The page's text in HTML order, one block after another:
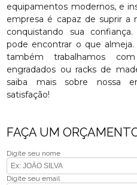
equipamentos modernos, e
empresa é capaz de suprir a
conquistando sua
pode encontrar o que
também trabalhamos
engradados ou racks de
saiba mais sobre nossa
satisfação!
FAÇA UM
Digite seu nome
Digite seu email